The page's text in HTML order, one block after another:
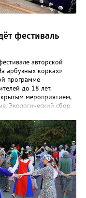
фестиваль
авторской
арбузных корках»
программе
до 18 лет.
мероприятием,
Экологический сбор
лагере на
рейсовом автобусе
и 18:01 от
библиотеки до села
отправления в
21:30, 22:00.